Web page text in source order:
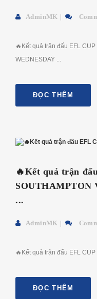
AdminMK
🔥Kết quả trận đấu EFL
WEDNESDAY ...
ĐỌC THÊM
🔥Kết quả trận
SOUTHAMPTON
...
AdminMK
🔥Kết quả trận đấu EFL CUP
ĐỌC THÊM